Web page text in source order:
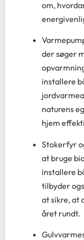
om,
der søger
installere
naturens
hjem
Stokerfyr
at bruge
installere
tilbyder
at sikre, at
året rundt.